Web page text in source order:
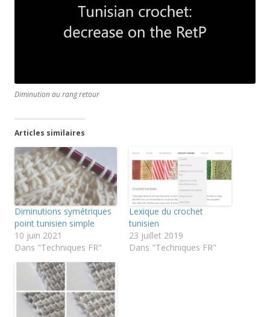
Diminution au rang retour
Articles similaires
Diminutions symétriques
point tunisien simple
10 juin 2021
Dans "Techniques FR"
Lexique du crochet
tunisien
23 juillet 2019
Dans "Techniques FR"